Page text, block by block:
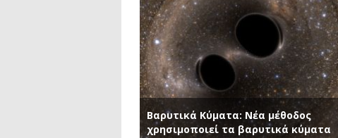
Βαρυτικά Κύματα: Νέα μέθοδος
χρησιμοποιεί τα βαρυτικά κύματα